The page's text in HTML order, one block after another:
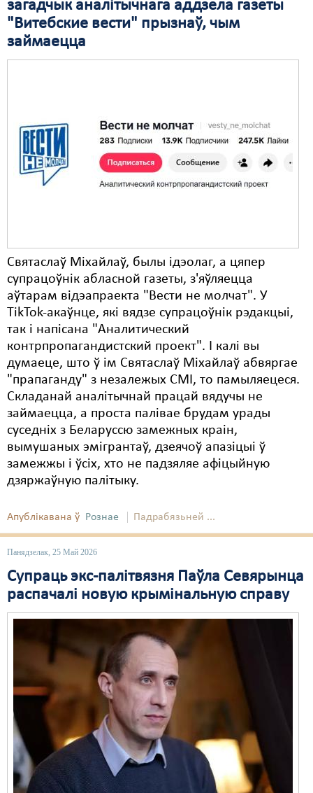
загадчык аналітычнага аддзела газеты
"Витебские вести" прызнаў, чым
займаецца
Святаслаў Міхайлаў, былы ідэолаг, а цяпер
супрацоўнік абласной газеты, з'яўляецца
аўтарам відэапраекта "Вести не молчат". У
TikTok-акаўнце, які вядзе супрацоўнік рэдакцыі,
так і напісана "Аналитический
контрпропагандистский проект". І калі вы
думаеце, што ў ім Святаслаў Міхайлаў абвяргае
"прапаганду" з незалежых СМІ, то памыляецеся.
Складанай аналітычнай працай вядучы не
займаецца, а проста палівае брудам урады
суседніх з Беларуссю замежных краін,
вымушаных эмігрантаў, дзеячоў апазіцыі ў
замежжы і ўсіх, хто не падзяляе афіцыйную
дзяржаўную палітыку.
Апублікавана ў Рознае Падрабязьней ...
Панядзелак, 25 Май 2026
Супраць экс-палітвязня Паўла Севярынца
распачалі новую крымінальную справу